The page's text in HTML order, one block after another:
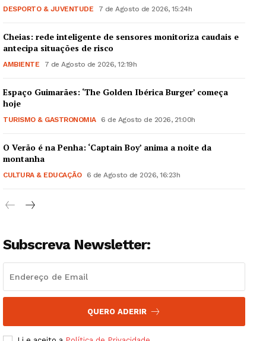
Guimarães, agora!
Institucional
Artigos
Edição Digital
Grande Entrevista
DESPORTO & JUVENTUDE 7 de Agosto de 2026, 15:24h
Cheias: rede inteligente de sensores monitoriza caudais e
antecipa situações de risco
AMBIENTE 7 de Agosto de 2026, 12:19h
Espaço Guimarães: ‘The Golden Ibérica Burger’ começa
hoje
TURISMO & GASTRONOMIA 6 de Agosto de 2026, 21:00h
O Verão é na Penha: ‘Captain Boy’ anima a noite da
montanha
CULTURA & EDUCAÇÃO 6 de Agosto de 2026, 16:23h
Subscreva Newsletter:
QUERO ADERIR